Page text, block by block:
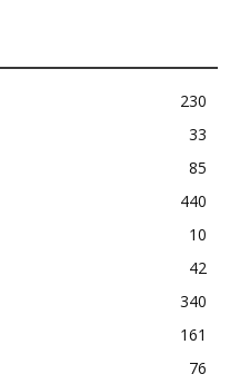
230
33
85
440
10
42
340
161
76